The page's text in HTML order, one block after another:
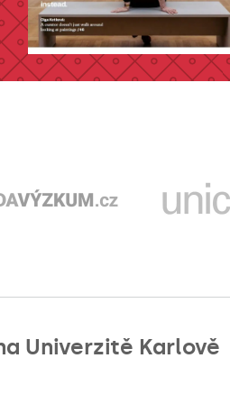
Univerzitě Karlově